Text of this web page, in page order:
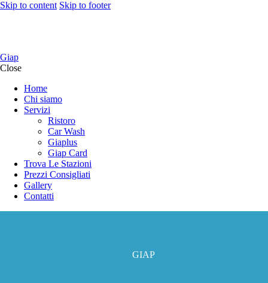
Skip to content Skip to footer
Giap
Close
Home
Chi siamo
Servizi
Ristoro
Car Wash
Giaplus
Giap Card
Trova Le Stazioni
Prezzi Consigliati
Gallery
Contatti
GIAP